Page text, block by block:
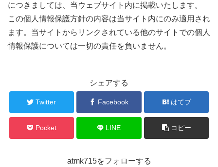
につきましては、当ウェブサイト内に掲載いたします。
この個人情報保護方針の内容は当サイト内にのみ適用され
ます。当サイトからリンクされている他のサイトでの個人
情報保護については一切の責任を負いません。
シェアする
Twitter Facebook はてブ
Pocket LINE コピー
atmk715をフォローする